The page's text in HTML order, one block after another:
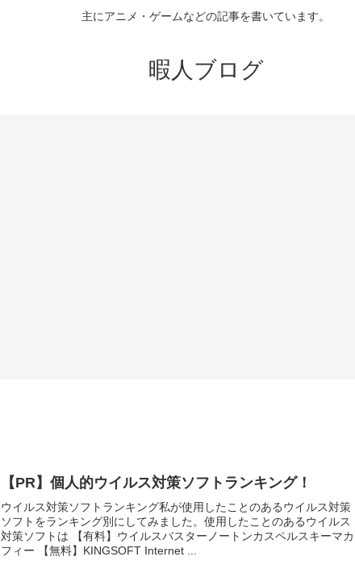
主にアニメ・ゲームなどの記事を書いています。
暇人ブログ
【PR】個人的ウイルス対策ソフトランキング！
ウイルス対策ソフトランキング私が使用したことのあるウイルス対策
ソフトをランキング別にしてみました。使用したことのあるウイルス
対策ソフトは 【有料】ウイルスバスターノートンカスペルスキーマカ
フィー 【無料】KINGSOFT Internet ...